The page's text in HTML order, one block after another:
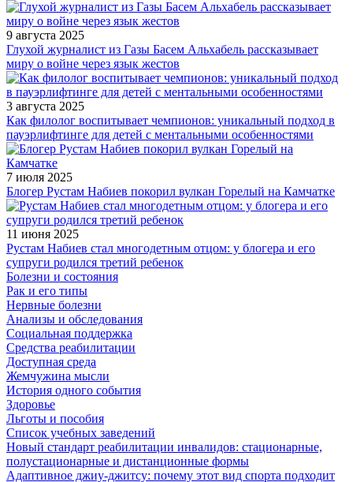
9 августа 2025
Глухой журналист из Газы Басем Альхабель рассказывает
миру о войне через язык жестов
3 августа 2025
Как филолог воспитывает чемпионов: уникальный подход в
пауэрлифтинге для детей с ментальными особенностями
7 июля 2025
Блогер Рустам Набиев покорил вулкан Горелый на Камчатке
11 июня 2025
Рустам Набиев стал многодетным отцом: у блогера и его
супруги родился третий ребенок
Болезни и состояния
Рак и его типы
Нервные болезни
Анализы и обследования
Социальная поддержка
Средства реабилитации
Доступная среда
Жемчужина мысли
История одного события
Здоровье
Льготы и пособия
Список учебных заведений
Новый стандарт реабилитации инвалидов: стационарные,
полустационарные и дистанционные формы
Адаптивное джиу-джитсу: почему этот вид спорта подходит